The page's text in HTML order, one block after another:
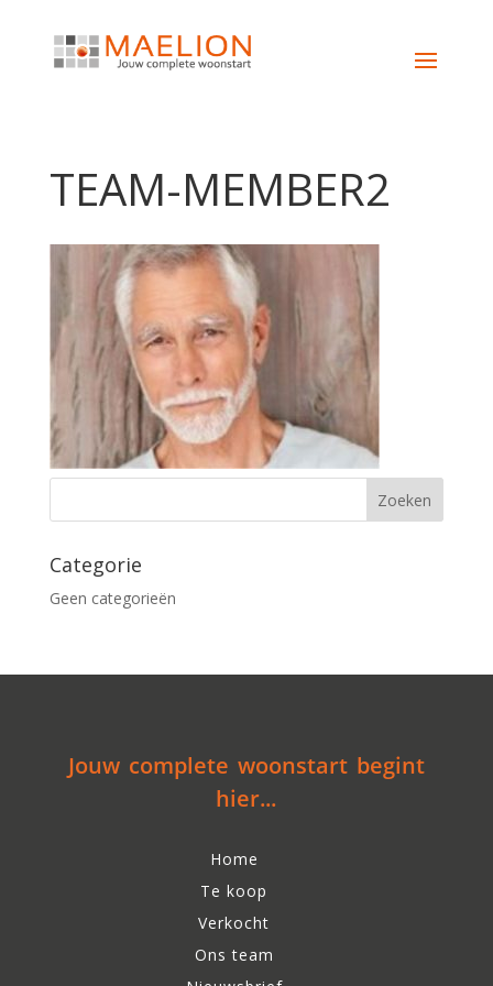
TEAM-MEMBER2
Categorie
Geen categorieën
Jouw complete woonstart begint
hier...
Home
Te koop
Verkocht
Ons team